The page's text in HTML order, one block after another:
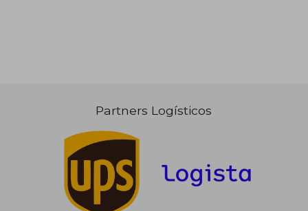
Partners Logísticos